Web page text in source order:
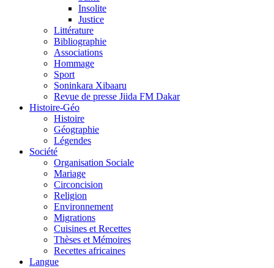
Insolite
Justice
Littérature
Bibliographie
Associations
Hommage
Sport
Soninkara Xibaaru
Revue de presse Jiida FM Dakar
Histoire-Géo
Histoire
Géographie
Légendes
Société
Organisation Sociale
Mariage
Circoncision
Religion
Environnement
Migrations
Cuisines et Recettes
Thèses et Mémoires
Recettes africaines
Langue